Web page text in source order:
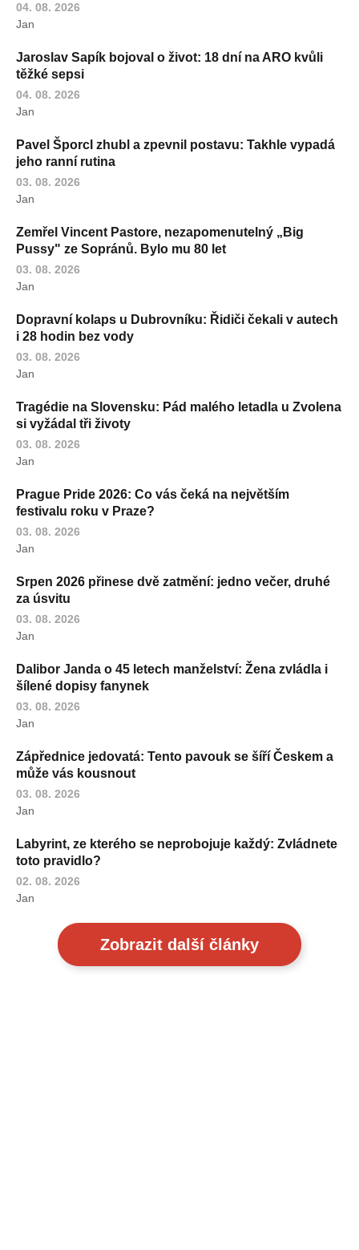
04. 08. 2026
Jan
Jaroslav Sapík bojoval o život: 18 dní na ARO kvůli
těžké sepsi
04. 08. 2026
Jan
Pavel Šporcl zhubl a zpevnil postavu: Takhle vypadá
jeho ranní rutina
03. 08. 2026
Jan
Zemřel Vincent Pastore, nezapomenutelný „Big
Pussy" ze Sopránů. Bylo mu 80 let
03. 08. 2026
Jan
Dopravní kolaps u Dubrovníku: Řidiči čekali v autech
i 28 hodin bez vody
03. 08. 2026
Jan
Tragédie na Slovensku: Pád malého letadla u Zvolena
si vyžádal tři životy
03. 08. 2026
Jan
Prague Pride 2026: Co vás čeká na největším
festivalu roku v Praze?
03. 08. 2026
Jan
Srpen 2026 přinese dvě zatmění: jedno večer, druhé
za úsvitu
03. 08. 2026
Jan
Dalibor Janda o 45 letech manželství: Žena zvládla i
šílené dopisy fanynek
03. 08. 2026
Jan
Zápřednice jedovatá: Tento pavouk se šíří Českem a
může vás kousnout
03. 08. 2026
Jan
Labyrint, ze kterého se neprobojuje každý: Zvládnete
toto pravidlo?
02. 08. 2026
Jan
Zobrazit další články